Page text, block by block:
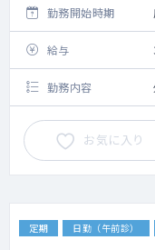
勤務開始時期
給与
勤務内容
お気に入り
定期 日勤（午前診）